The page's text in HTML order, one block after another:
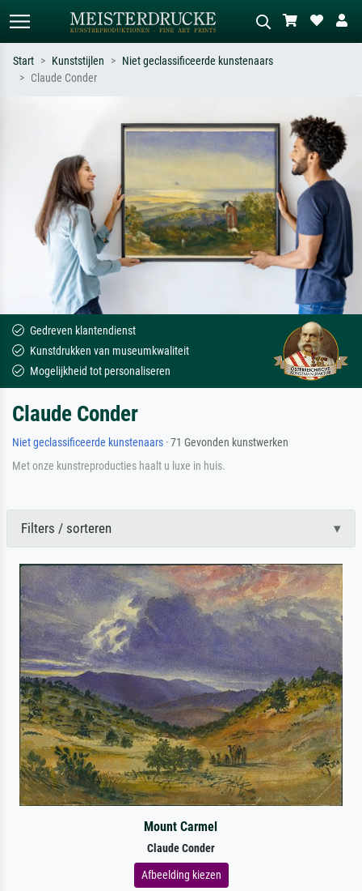
Monet, Sterrennacht, impressionisme,
Beschrijf de scène – bijv. groene
weide, abstract met veel rood, donker
olieverfschilderij, staand naakt naast
een boom.
Start Kunststijlen
Niet geclassificeerde kunstenaars
Claude Conder
Gedreven klantendienst
Kunstdrukken van museumkwaliteit
Mogelijkheid tot personaliseren
Claude Conder
Niet geclassificeerde kunstenaars · 71 Gevonden kunstwerken
Met onze kunstreproducties haalt u luxe in huis.
Filters / sorteren
Mount Carmel
Claude Conder
Afbeelding kiezen